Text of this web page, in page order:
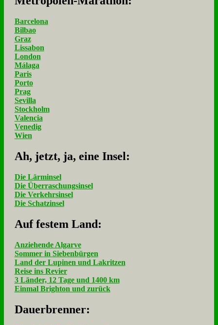
Barcelona
Bilbao
Graz
Lissabon
London
Málaga
Paris
Porto
Prag
Sevilla
Stockholm
Valencia
Venedig
Wien
Ah, jetzt, ja, ei­ne In­sel:
Die Lärminsel
Die Überraschungsinsel
Die Verkehrsinsel
Die Schatzinsel
Auf fe­stem Land:
Anziehende Algarve
Sommer in Siebenbürgen
Land der Lupinen und Lakritzen
Reise ins Revier
3 Länder, 12 Tage und 1400 km
Einmal Brighton und zurück
Dau­er­bren­ner: